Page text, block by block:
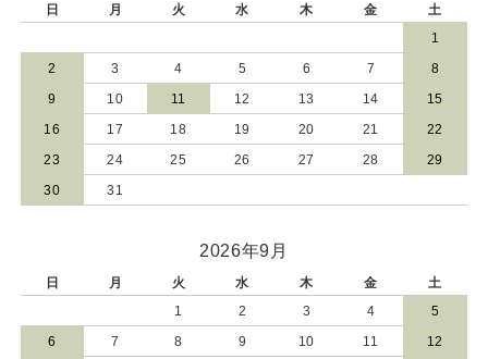
日 月 火 水 木 金
土
1
2 3 4 5 6 7 8
9 10 11 12 13 14 15
16 17 18 19 20 21 22
23 24 25 26 27 28 29
30 31
2026年9月
日 月 火 水 木 金
土
1
2 3 4 5
6 7 8 9 10 11 12